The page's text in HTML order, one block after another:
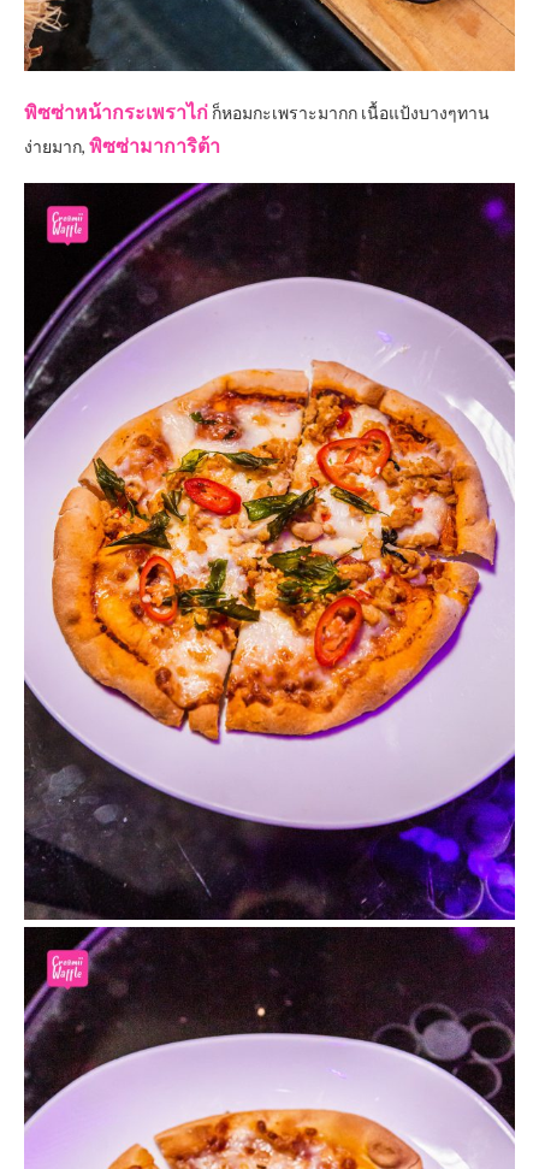
พิซซ่าหน้ากระเพราไก่ ก็หอมกะเพราะมากก เนื้อแป้งบางๆทาน
ง่ายมาก, พิซซ่ามาการิต้า